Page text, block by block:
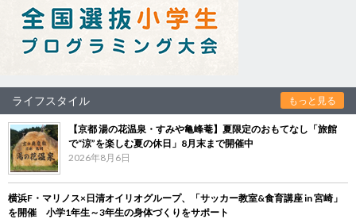
ライフスタイル もっと見る
【京都 湯の花温泉・すみや亀峰菴】夏限定のおもてなし「旅館
で“涼”を楽しむ夏の休日」8月末まで開催中
2026年8月6日
横浜F・マリノス×日清オイリオグループ、「サッカー教室&食育講座 in 宮崎」
を開催 小学1年生～3年生の身体づくりをサポート